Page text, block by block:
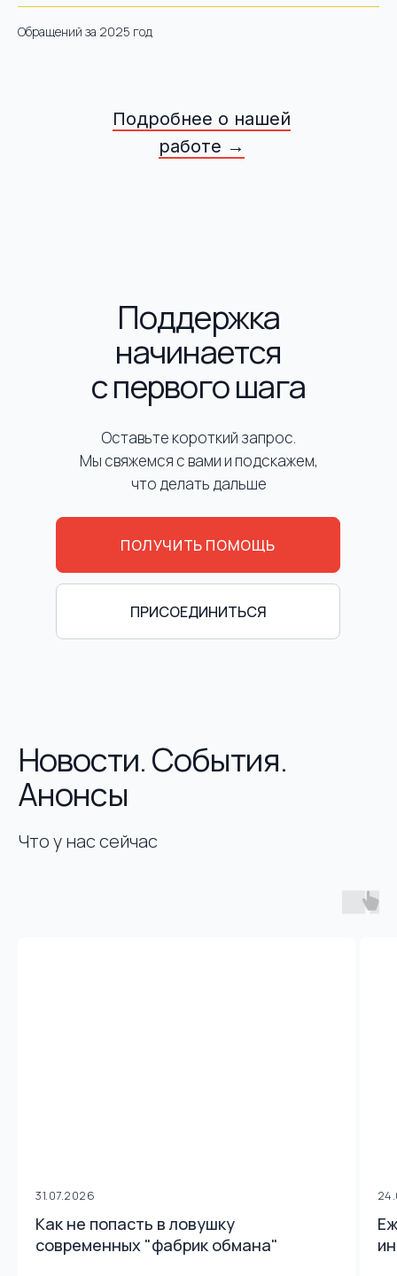
Обращений за 2025 год
Подробнее о нашей
работе →
Поддержка
начинается
с первого шага
Оставьте короткий запрос.
Мы свяжемся с вами и подскажем,
что делать дальше
ПОЛУЧИТЬ ПОМОЩЬ
ПРИСОЕДИНИТЬСЯ
Новости. События.
Анонсы
Что у нас сейчас
31.07.2026
Как не попасть в ловушку
современных "фабрик обмана"